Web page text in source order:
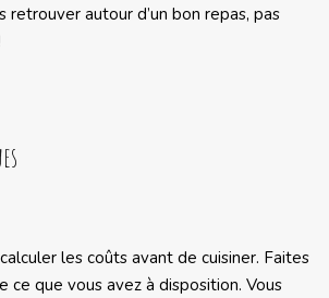
retrouver autour d’un bon repas, pas
les coûts avant de cuisiner. Faites
ce que vous avez à disposition. Vous